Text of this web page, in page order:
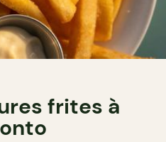
frites à